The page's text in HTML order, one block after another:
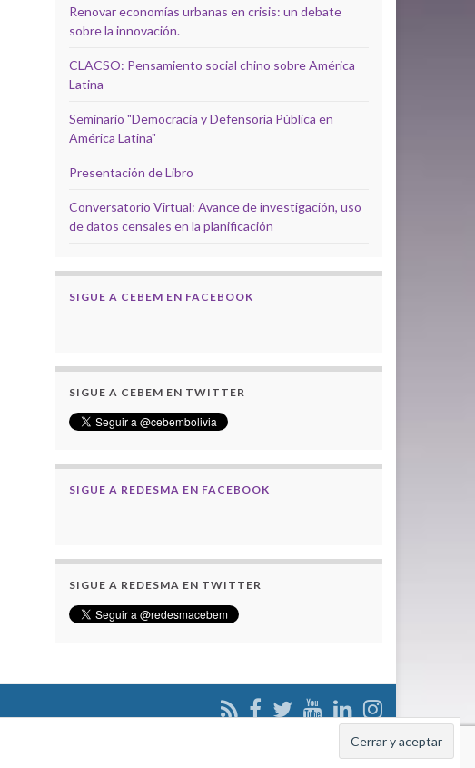
Renovar economías urbanas en crisis: un debate
sobre la innovación.
CLACSO: Pensamiento social chino sobre América
Latina
Seminario "Democracia y Defensoría Pública en
América Latina"
Presentación de Libro
Conversatorio Virtual: Avance de investigación, uso
de datos censales en la planificación
SIGUE A CEBEM EN FACEBOOK
SIGUE A CEBEM EN TWITTER
SIGUE A REDESMA EN FACEBOOK
SIGUE A REDESMA EN TWITTER